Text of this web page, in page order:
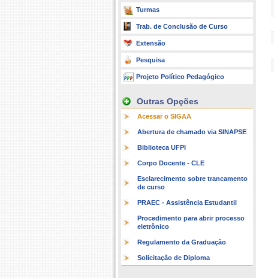
Turmas
Trab. de Conclusão de Curso
Extensão
Pesquisa
Projeto Político Pedagógico
Outras Opções
Acessar o SIGAA
Abertura de chamado via SINAPSE
Biblioteca UFPI
Corpo Docente - CLE
Esclarecimento sobre trancamento
de curso
PRAEC - Assistência Estudantil
Procedimento para abrir processo
eletrônico
Regulamento da Graduação
Solicitação de Diploma